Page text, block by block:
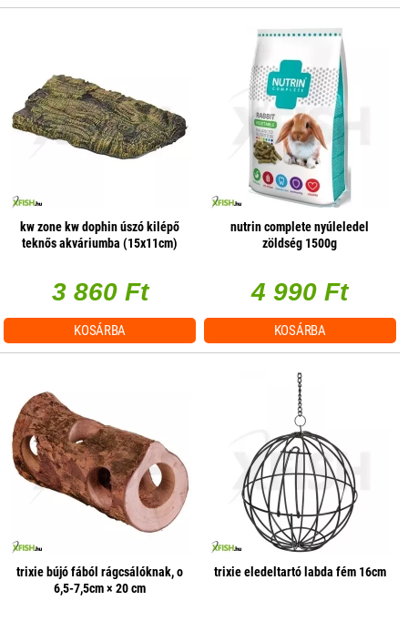
kw zone kw dophin úszó kilépő
teknős akváriumba (15x11cm)
3 860 Ft
KOSÁRBA
nutrin complete nyúleledel
zöldség 1500g
4 990 Ft
KOSÁRBA
trixie bújó fából rágcsálóknak, o
6,5-7,5cm × 20 cm
trixie eledeltartó labda fém 16cm